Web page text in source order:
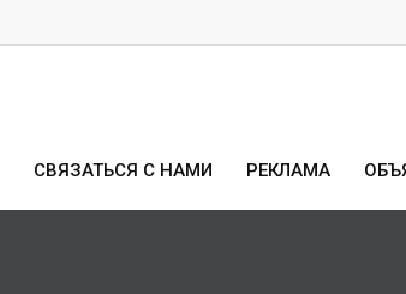
СВЯЗАТЬСЯ С НАМИ РЕКЛАМА